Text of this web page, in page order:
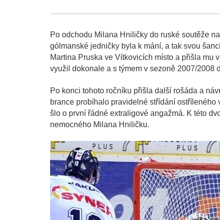
Po odchodu Milana Hniličky do ruské soutěže
gólmanské jedničky byla k mání, a tak svou
Martina Pruska ve Vítkovicích místo a přišla mu
využil dokonale a s týmem v sezoně 2007/
Po konci tohoto ročníku přišla další rošáda a
brance probíhalo pravidelné střídání
šlo o první řádné extraligové angažmá. K této
nemocného Milana Hniličku.